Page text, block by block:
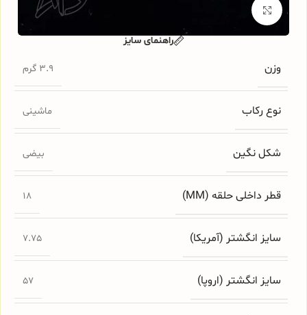
برای بزرگنمایی کلیک کنید
وزن 3.9 گرم
نوع رکاب ماشینی
شکل نگین بیضی
قطر داخلی حلقه (MM) 18
سایز انگشتر (آمریکا) 7.75
سایز انگشتر (اروپا) 57
راهنمای سایز